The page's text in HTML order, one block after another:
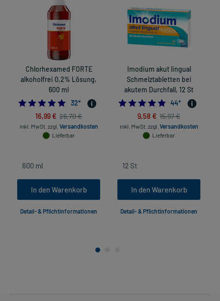
Chlorhexamed FORTE
alkoholfrei 0,2% Lösung,
600 ml
4.90625
32*
16,99 € 26,70 €
inkl. MwSt. zzgl. Versandkosten
Lieferbar
In den Warenkorb
Detail- & Pflichtinformationen
Imodium akut lingual
Schmelztabletten bei
akutem Durchfall, 12 St
44*
9,58 € 15,97 €
inkl. MwSt. zzgl. Versandkosten
Lieferbar
In den Warenkorb
Detail- & Pflichtinformationen